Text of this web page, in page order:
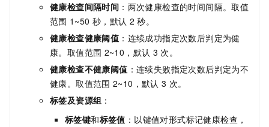
健康检查间隔时间 ：两次健康检查的时间间隔。取值
范围 1~50 秒，默认 2 秒。
健康检查健康阈值 ：连续成功指定次数后判定为健
康。取值范围 2~10，默认 3 次。
健康检查不健康阈值 ：连续失败指定次数后判定为不
健康。取值范围 2~10，默认 3 次。
标签及资源组 ：
标签键和标签值 ：以键值对形式标记健康检查，